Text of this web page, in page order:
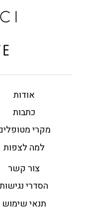
אודות
כתבות
מקרי
למה לצפות
צור קשר
הסדרי נגישות
תנאי שימוש